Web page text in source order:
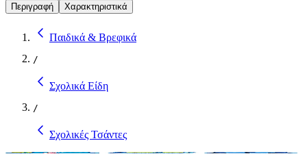
Περιγραφή Χαρακτηριστικά
Παιδικά & Βρεφικά
/
Σχολικά Είδη
/
Σχολικές Τσάντες